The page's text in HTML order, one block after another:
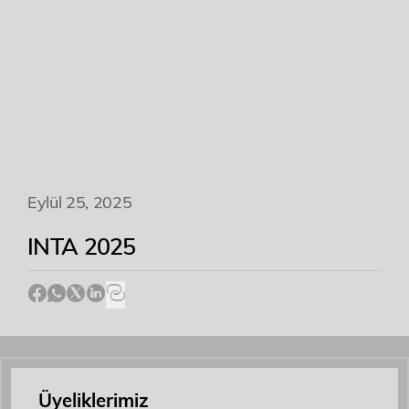
Eylül 25, 2025
INTA 2025
Üyeliklerimiz